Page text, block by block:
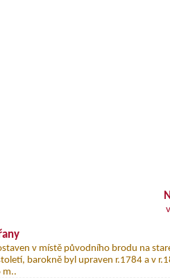
v místě původního brodu na
barokně byl upraven r.1784 a v
m..